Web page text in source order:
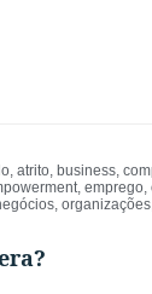
, atrito, business,
, emprego,
, organizações